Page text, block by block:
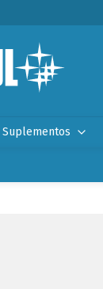
Suplementos